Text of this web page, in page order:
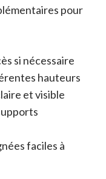
pour
si nécessaire
hauteurs
et visible
faciles à